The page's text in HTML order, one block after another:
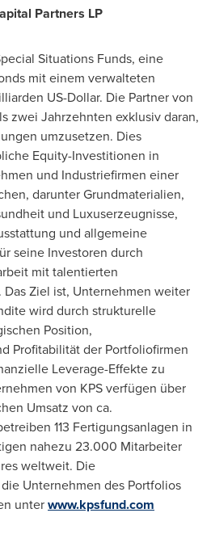
Partners LP
Situations Funds, eine
mit einem verwalteten
US-Dollar. Die Partner von
zwei Jahrzehnten exklusiv daran,
umzusetzen. Dies
Equity-Investitionen in
und Industriefirmen einer
darunter Grundmaterialien,
und Luxuserzeugnisse,
und allgemeine
seine Investoren durch
mit talentierten
Das Ziel ist, Unternehmen weiter
wird durch strukturelle
Position,
Profitabilität der Portfoliofirmen
Leverage-Effekte zu
von KPS verfügen über
Umsatz von ca.
113 Fertigungsanlagen in
nahezu 23.000 Mitarbeiter
weltweit. Die
Unternehmen des Portfolios
unterwww.kpsfund.com